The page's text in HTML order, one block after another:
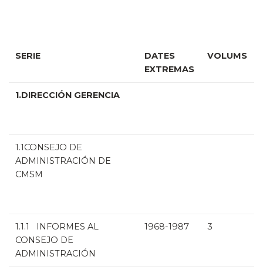
SERIE
DATES
EXTREMAS
VOLUMS
1.DIRECCIÓN GERENCIA
1.1CONSEJO DE
ADMINISTRACIÓN DE
CMSM
1.1.1 INFORMES AL
CONSEJO DE
ADMINISTRACIÓN
1968-1987 3